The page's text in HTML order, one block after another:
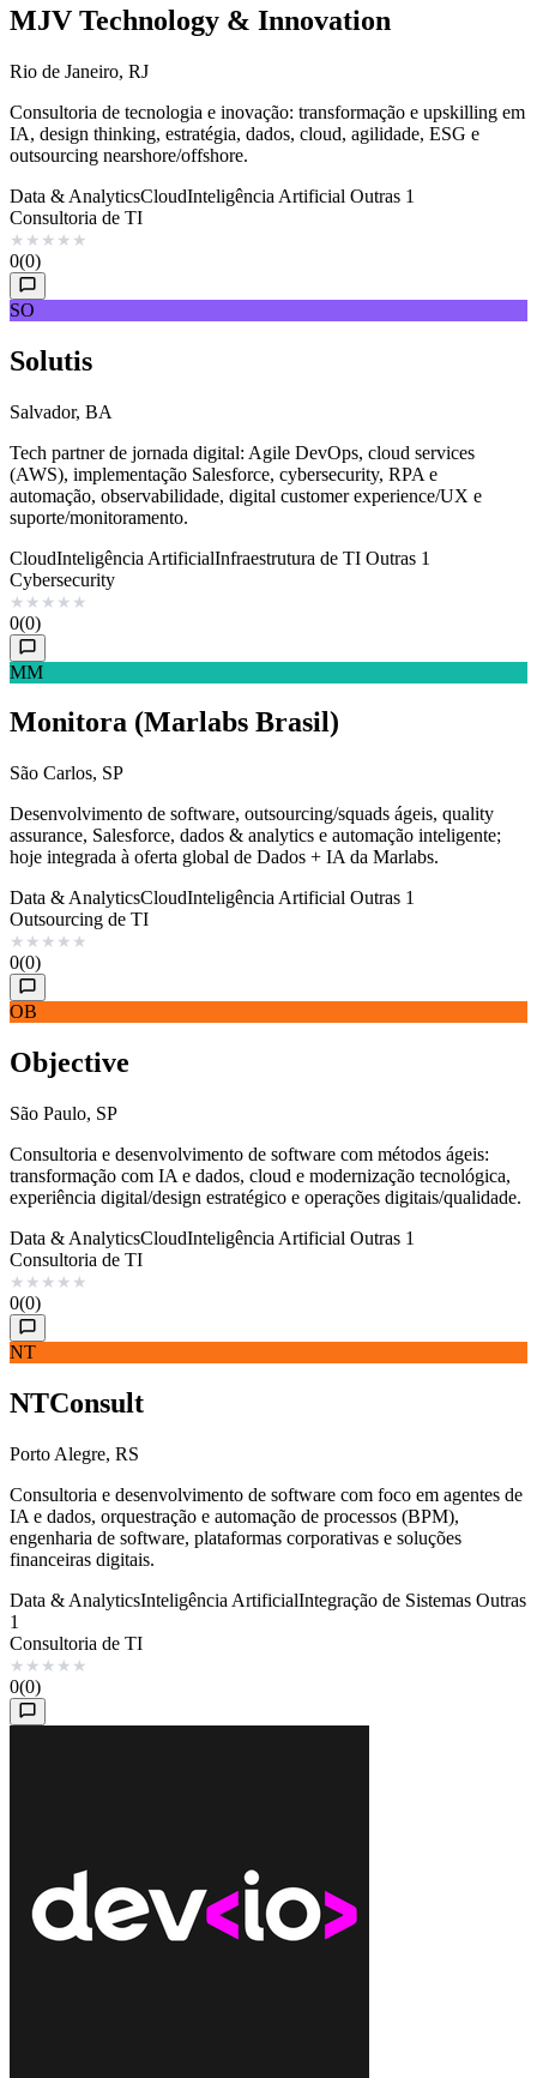
MJV Technology & Innovation
Rio de Janeiro, RJ
Consultoria de tecnologia e inovação: transformação e upskilling em
IA, design thinking, estratégia, dados, cloud, agilidade, ESG e
outsourcing nearshore/offshore.
Data & AnalyticsCloudInteligência Artificial Outras 1
Consultoria de TI
★ ★ ★ ★ ★
0(0)
SO
Solutis
Salvador, BA
Tech partner de jornada digital: Agile DevOps, cloud services
(AWS), implementação Salesforce, cybersecurity, RPA e
automação, observabilidade, digital customer experience/UX e
suporte/monitoramento.
CloudInteligência ArtificialInfraestrutura de TI Outras 1
Cybersecurity
★ ★ ★ ★ ★
0(0)
MM
Monitora (Marlabs Brasil)
São Carlos, SP
Desenvolvimento de software, outsourcing/squads ágeis, quality
assurance, Salesforce, dados & analytics e automação inteligente;
hoje integrada à oferta global de Dados + IA da Marlabs.
Data & AnalyticsCloudInteligência Artificial Outras 1
Outsourcing de TI
★ ★ ★ ★ ★
0(0)
OB
Objective
São Paulo, SP
Consultoria e desenvolvimento de software com métodos ágeis:
transformação com IA e dados, cloud e modernização tecnológica,
experiência digital/design estratégico e operações digitais/qualidade.
Data & AnalyticsCloudInteligência Artificial Outras 1
Consultoria de TI
★ ★ ★ ★ ★
0(0)
NT
NTConsult
Porto Alegre, RS
Consultoria e desenvolvimento de software com foco em agentes de
IA e dados, orquestração e automação de processos (BPM),
engenharia de software, plataformas corporativas e soluções
financeiras digitais.
Data & AnalyticsInteligência ArtificialIntegração de Sistemas Outras
1
Consultoria de TI
★ ★ ★ ★ ★
0(0)